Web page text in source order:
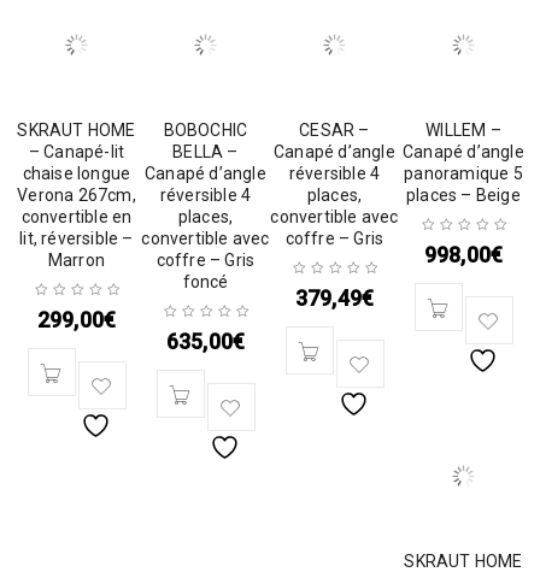
SKRAUT HOME
– Canapé-lit
chaise longue
Verona 267cm,
convertible en
lit, réversible –
Marron
299,00€
BOBOCHIC
BELLA –
Canapé d’angle
réversible 4
places,
convertible avec
coffre – Gris
foncé
635,00€
CESAR –
Canapé d’angle
réversible 4
places,
convertible avec
coffre – Gris
379,49€
WILLEM –
Canapé d’angle
panoramique 5
places – Beige
998,00€
SKRAUT HOME